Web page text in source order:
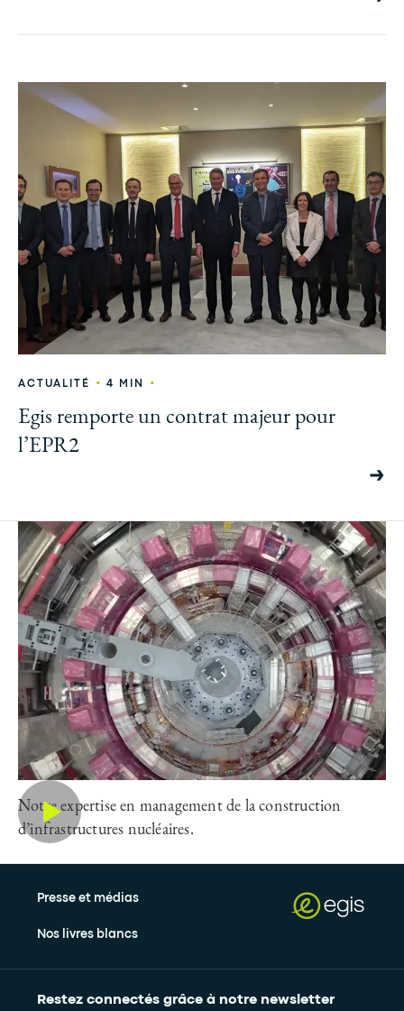
ACTUALITÉ • 4 MIN •
Egis remporte un contrat majeur pour
l’EPR2
Notre expertise en management de la construction
d’infrastructures nucléaires.
Presse et médias
Nos livres blancs
Restez connectés grâce à notre newsletter